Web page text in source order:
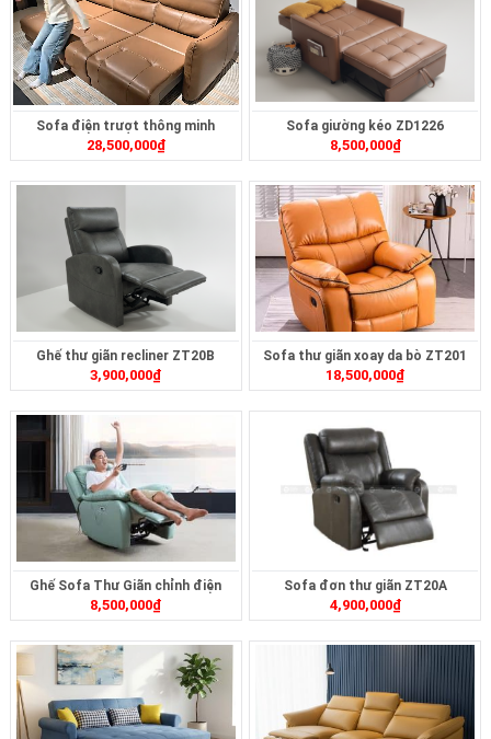
Sofa điện trượt thông minh
ZT2628
28,500,000₫
Sofa giường kéo ZD1226
8,500,000₫
Ghế thư giãn recliner ZT20B
3,900,000₫
Sofa thư giãn xoay da bò ZT201
18,500,000₫
Ghế Sofa Thư Giãn chỉnh điện
ZTD-414
8,500,000₫
Sofa đơn thư giãn ZT20A
4,900,000₫